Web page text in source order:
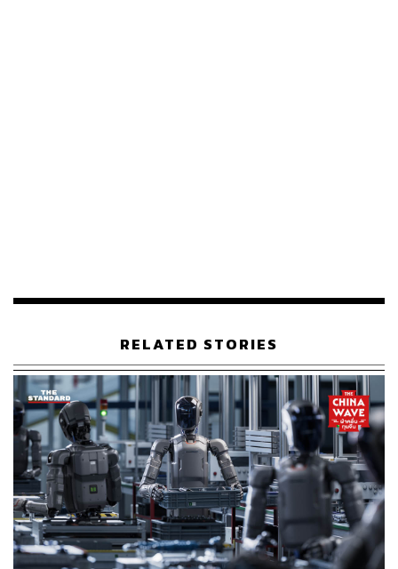
ประเทศ โดยจะเริ่มที่สหรัฐอเมริกา ซึ่งมีที่ร้านสะดวกซื้อ
มากกว่า 1.5 แสนแห่งทั่วประเทศ
ภาพ: Courtesy of FamilyMart
อ้างอิง​:
https://asia.nikkei.com/Business/Technology/Family
Mart-deploys-restocking-robots-to-ease-staffing-crun
ch
https://www.japantimes.co.jp/news/2022/08/10/busin
ess/corporate-business/familymart-telexistence-robot
-shelf-stocker/
RELATED STORIES